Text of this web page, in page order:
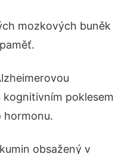
mozkových buněk
poklesem
hormonu.
obsažený v